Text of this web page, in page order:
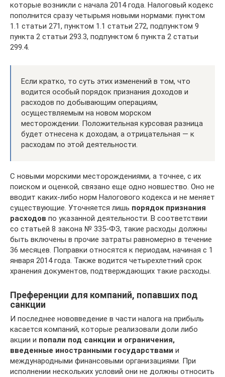
которые возникли с начала 2014 года. Налоговый кодекс
пополнится сразу четырьмя новыми нормами: пунктом
1.1 статьи 271, пунктом 1.1 статьи 272, подпунктом 9
пункта 2 статьи 293.3, подпунктом 6 пункта 2 статьи
299.4.
Если кратко, то суть этих изменений в том, что
водится особый порядок признания доходов и
расходов по добывающим операциям,
осуществляемым на новом морском
месторождении. Положительная курсовая разница
будет отнесена к доходам, а отрицательная — к
расходам по этой деятельности.
С новыми морскими месторождениями, а точнее, с их
поиском и оценкой, связано еще одно новшество. Оно не
вводит каких-либо норм Налогового кодекса и не меняет
существующие. Уточняется лишь порядок признания
расходов по указанной деятельности. В соответствии
со статьей 8 закона № 335-ФЗ, такие расходы должны
быть включены в прочие затраты равномерно в течение
36 месяцев. Поправки относятся к периодам, начиная с 1
января 2014 года. Также водится четырехлетний срок
хранения документов, подтверждающих такие расходы.
Преференции для компаний, попавших под
санкции
И последнее нововведение в части налога на прибыль
касается компаний, которые реализовали доли либо
акции и попали под санкции и ограничения,
введенные иностранными государствами и
международными финансовыми организациями. При
исполнении нескольких условий они не должны относить